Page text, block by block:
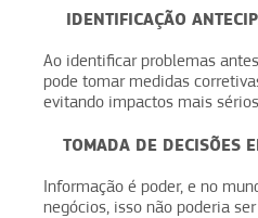
IDENTIFICAÇÃO
Ao identificar problemas
pode tomar medidas
evitando impactos mais
TOMADA DE DECISÕES
Informação é poder, e no
negócios, isso não poderia